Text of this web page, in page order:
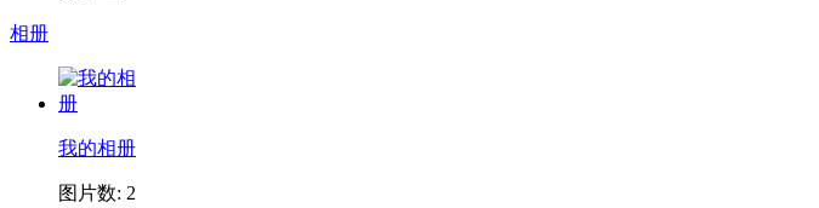
相册
我的相册
图片数: 2